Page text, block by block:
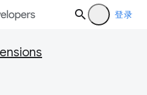
登录